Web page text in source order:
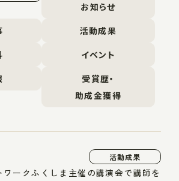
お知らせ
活動成果
イベント
受賞歴・
助成金獲得
活動成果
ークふくしま主催の講演会で講師を